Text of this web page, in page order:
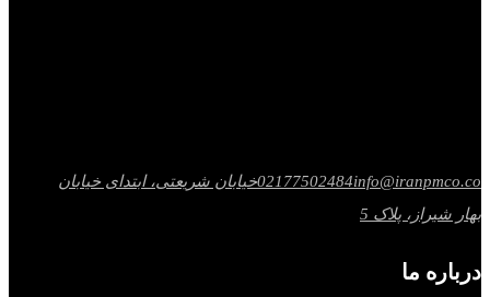
02177502484info@iranpmco.co
خیابان شریعتی، ابتدای خیابان
بهار شیراز، پلاک 5
درباره ما